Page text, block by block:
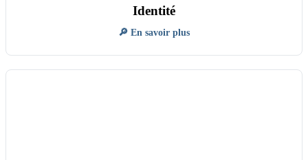
Identité
🔎 En savoir plus